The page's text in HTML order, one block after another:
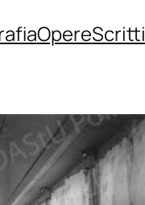
OpereScritti